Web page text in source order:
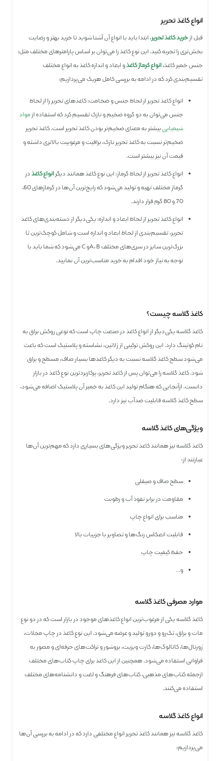
انواع کاغذ تحریر
قبل ازخرید کاغذ تحریر، ابتدا باید با انواع آن آشنا شوید تا خرید بهتر و رضایت
‌بخش‌تری را تجربه کنید. این نوع کاغذ را می‌توان بر اساس پارامتر‌های مختلف مثل:
جنس خمیر کاغذ،انواع گرماژ کاغذو ابعاد و اندازه کاغذ به انواع مختلف
تقسیم‌بندی کرد که در ادامه به بررسی کامل هر‌یک می‌پردازیم:
انواع کاغذ تحریر از لحاظ جنس و ضخامت: کاغذ‌های تحریر را از لحاظ
جنس می‌توان به دو گروه ضخیم و نازک تقسیم کرد که استفاده ازمواد
شیمیاییبیشتر به معنای ضخیم‌تر بودن کاغذ تحریر است. کاغذ تحریر
ضخیم‌تر نسبت به کاغذ تحریر نازک، براقیت و مرغوبیت بالاتری داشته و
قیمت آن نیز بیشتر است.
انواع کاغذ تحریر از لحاظ گرماژ: این نوع کاغذ همانند دیگرانواع کاغذدر
گرماژ مختلف تهیه و تولید می‌شود که رایج‌ترین آن‌ها در گرماژ‌های 60،
70 و 80 گرم قرار دارند.
انواع کاغذ تحریر از لحاظ ابعاد و اندازه: یکی‌دیگر از دسته‌بندی‌های کاغذ
تحریر، تقسیم‌بندی از لحاظ ابعاد و اندازه است و شامل کوچک‌ترین تا
بزرگ‌ترین سایز در سری‌های مختلف A، Bو C می‌شود که شما باید با
توجه به نیاز خود اقدام به خرید مناسب‌ترین آن نمایید.
کاغذ گلاسه چیست؟
کاغذ گلاسه یکی‌دیگر از انواع کاغذ در صنعت چاپ است که نوعی روکش براق به
نام کوتینگ دارد. این روکش ترکیبی از ژلاتین، نشاسته و پلاستیک است که باعث
می‌شود سطح کاغذ گلاسه نسبت به دیگر کاغذ‌ها بسیار صاف، مسطح و براق
شود. کاغذ گلاسه را می‌توان پس از کاغذ تحریر، پر‌کاربرد‌ترین نوع کاغذ در بازار
دانست. از‌آنجایی که هنگام تولید این کاغذ به خمیر آن پلاستیک اضافه می‌شود،
سطح کاغذ گلاسه قابلیت ضد‌آب نیز دارد.
ویژگی‌های کاغذ گلاسه
کاغذ گلاسه نیز همانند کاغذ تحریر ویژگی‌های بسیاری دارد که مهم‌ترین آن‌ها
عبارتند از:
سطح صاف و صیقلی
مقاومت در برابر نفوذ آب و رطوبت
مناسب برای انواع چاپ
قابلیت انعکاس رنگ‌ها و تصاویر با جزییات بالا
حفظ کیفیت چاپ
و…
موارد مصرفی کاغذ گلاسه
کاغذ گلاسه یکی از مرغوب‌ترین انواع کاغذهای موجود در بازار است که در دو نوع
مات و براق، تک‌رو و دو‌رو تولید و عرضه می‌شود. این نوع کاغذ در چاپ مجلات،
ژورنال‌ها، کاتالوگ‌ها، کارت ویزیت، بروشور و تراکت‌های حرفه‌ای و مصور به
فراوانی استفاده می‌شود. همچنین از این کاغذ برای چاپ کتاب‌های مختلف
از‌جمله کتاب‌های مذهبی، کتاب‌های فرهنگ و لغت و دانشنامه‌های مختلف
استفاده می‌کنند.
انواع کاغذ گلاسه
کاغذ گلاسه نیز همانند کاغذ تحریر انواع مختلفی دارد که در ادامه به بررسی آن‌ها
می‌پردازیم: